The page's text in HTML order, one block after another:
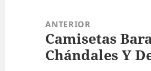
entradas
ANTERIOR
Entrada
anterior:
Camisetas
Chándales Y